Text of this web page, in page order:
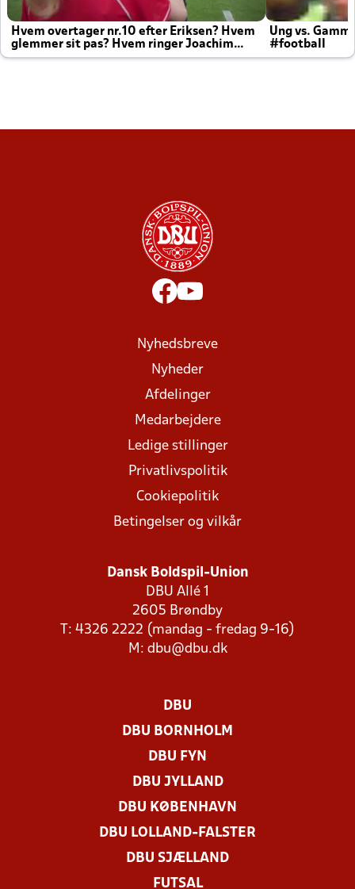
Hvem overtager nr.10 efter Eriksen? Hvem
glemmer sit pas? Hvem ringer Joachim
altid til efter kampe?
Ung vs.
#football
Nyhedsbreve
Nyheder
Afdelinger
Medarbejdere
Ledige stillinger
Privatlivspolitik
Cookiepolitik
Betingelser og vilkår
Dansk Boldspil-Union
DBU Allé 1
2605 Brøndby
T: 4326 2222 (mandag - fredag 9-16)
M: dbu@dbu.dk
DBU
DBU BORNHOLM
DBU FYN
DBU JYLLAND
DBU KØBENHAVN
DBU LOLLAND-FALSTER
DBU SJÆLLAND
FUTSAL